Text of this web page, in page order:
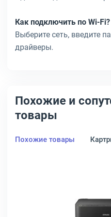
Как подключить по Wi-Fi?
Выберите сеть, введите
драйверы.
Похожие и
товары
Похожие товары